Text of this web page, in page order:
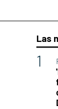
Las